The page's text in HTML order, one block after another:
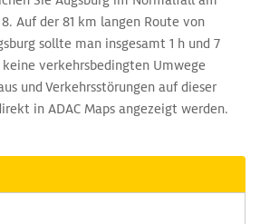
Auf der 81 km langen Route von
sollte man insgesamt 1 h und 7
verkehrsbedingten Umwege
und Verkehrsstörungen auf dieser
in ADAC Maps angezeigt werden.